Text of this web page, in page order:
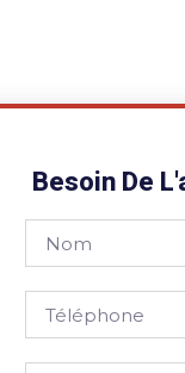
Besoin De